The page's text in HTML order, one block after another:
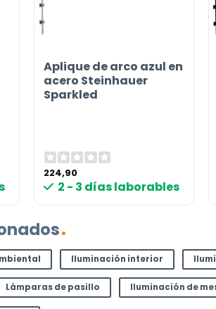
con nosotros por
Aplique de arco azul en
acero Steinhauer
Sparkled
224,90
2 - 3 días laborables
Iluminación interior
Lámparas de pasillo Iluminación de